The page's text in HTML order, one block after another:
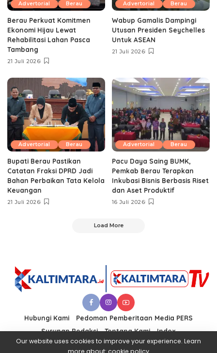
Advertorial Berau
Berau Perkuat Komitmen
Ekonomi Hijau Lewat
Rehabilitasi Lahan Pasca
Tambang
21 Juli 2026
Advertorial Berau
Wabup Gamalis Dampingi
Utusan Presiden Seychelles
Untuk ASEAN
21 Juli 2026
Advertorial Berau
Bupati Berau Pastikan
Catatan Fraksi DPRD Jadi
Bahan Perbaikan Tata Kelola
Keuangan
21 Juli 2026
Advertorial Berau
Pacu Daya Saing BUMK,
Pemkab Berau Terapkan
Inkubasi Bisnis Berbasis Riset
dan Aset Produktif ‎
16 Juli 2026
Load More
Hubungi Kami
Pedoman Pemberitaan Media PERS
Susunan Redaksi
Tentang Kami
Index
Our website uses cookies to improve your experience. Learn
more about: cookie policy